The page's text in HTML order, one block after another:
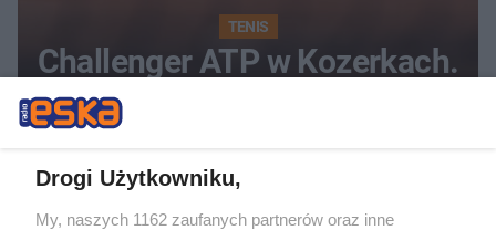
TENIS
Challenger ATP w Kozerkach.
Polski tenisista odpadł z
Drogi Użytkowniku,
My, naszych 1162 zaufanych partnerów oraz inne